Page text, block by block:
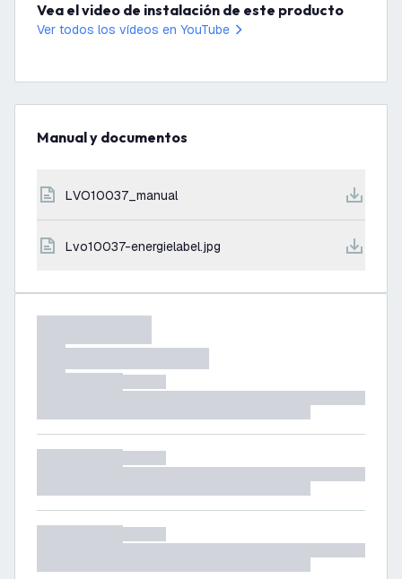
Vea el video de instalación de este producto
Ver todos los vídeos en YouTube
Manual y documentos
LVO10037_manual
lvo10037-energielabel.jpg